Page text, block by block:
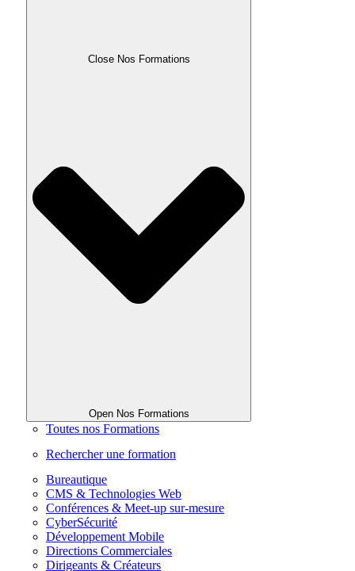
Close Nos Formations
Open Nos Formations
Toutes nos Formations
Rechercher une formation
Bureautique
CMS & Technologies Web
Conférences & Meet-up sur-mesure
CyberSécurité
Développement Mobile
Directions Commerciales
Dirigeants & Créateurs